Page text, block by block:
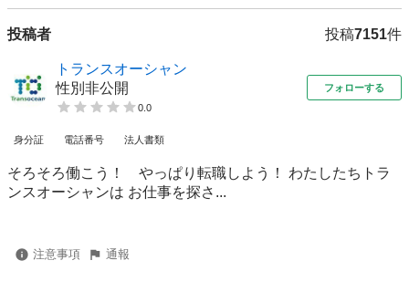
投稿者 投稿7151件
トランスオーシャン
性別非公開
0.0
フォローする
身分証 電話番号 法人書類
そろそろ働こう！ やっぱり転職しよう！ わたしたちトラ
ンスオーシャンは お仕事を探さ...
注意事項 通報